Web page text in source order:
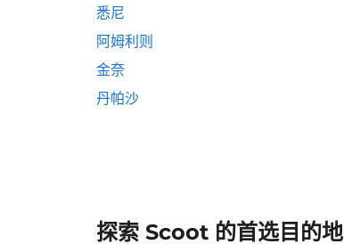
悉尼
阿姆利则
金奈
丹帕沙
探索 Scoot 的首选目的地